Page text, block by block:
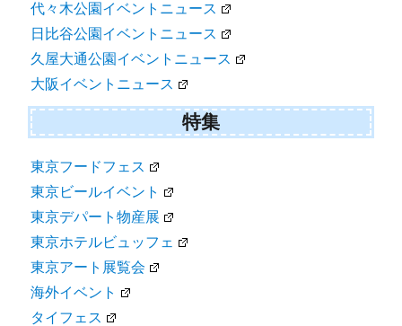
代々木公園イベントニュース
日比谷公園イベントニュース
久屋大通公園イベントニュース
大阪イベントニュース
特集
東京フードフェス
東京ビールイベント
東京デパート物産展
東京ホテルビュッフェ
東京アート展覧会
海外イベント
タイフェス